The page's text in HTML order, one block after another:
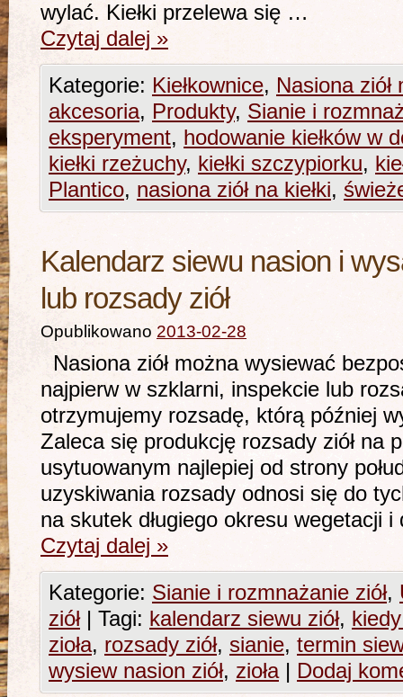
wylać. Kiełki przelewa się …
Czytaj dalej »
Kategorie: Kiełkownice, Nasiona ziół
akcesoria, Produkty, Sianie i
eksperyment, hodowanie kiełków w
kiełki rzeżuchy, kiełki szczypiorku,
Plantico, nasiona ziół na kiełki,
Kalendarz siewu nasion i
lub rozsady ziół
Opublikowano 2013-02-28
Nasiona ziół można wysiewać
najpierw w szklarni, inspekcie lub
otrzymujemy rozsadę, którą później
Zaleca się produkcję rozsady ziół na
usytuowanym najlepiej od strony
uzyskiwania rozsady odnosi się do
na skutek długiego okresu wegetacji
Czytaj dalej »
Kategorie: Sianie i rozmnażanie ziół,
ziół | Tagi: kalendarz siewu ziół,
zioła, rozsady ziół, sianie, termin
wysiew nasion ziół, zioła | Dodaj